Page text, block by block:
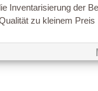
Inventarisierung der
zu kleinem Preis